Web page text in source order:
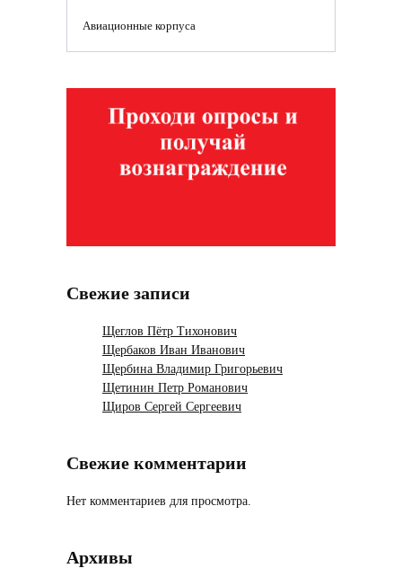
Авиационные корпуса
Свежие записи
Щеглов Пётр Тихонович
Щербаков Иван Иванович
Щербина Владимир Григорьевич
Щетинин Петр Романович
Щиров Сергей Сергеевич
Свежие комментарии
Нет комментариев для просмотра.
Архивы